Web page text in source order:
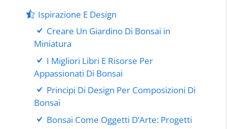
Ispirazione E Design
Creare Un Giardino Di Bonsai in
Miniatura
I Migliori Libri E Risorse Per
Appassionati Di Bonsai
Principi Di Design Per Composizioni Di
Bonsai
Bonsai Come Oggetti D’Arte: Progetti